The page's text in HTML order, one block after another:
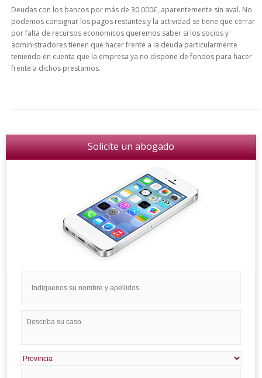
Deudas con los bancos por más de 30.000€, aparentemente sin aval. No
podemos consignar los pagos restantes y la actividad se tiene que cerrar
por falta de recursos economicos queremos saber si los socios y
administradores tienen que hacer frente a la deuda particularmente
teniendo en cuenta que la empresa ya no dispone de fondos para hacer
frente a dichos prestamos.
Solicite un abogado